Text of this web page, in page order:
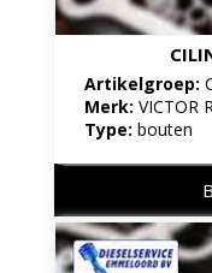
Artikelgroep:
Merk: VICTOR
Type: bouten